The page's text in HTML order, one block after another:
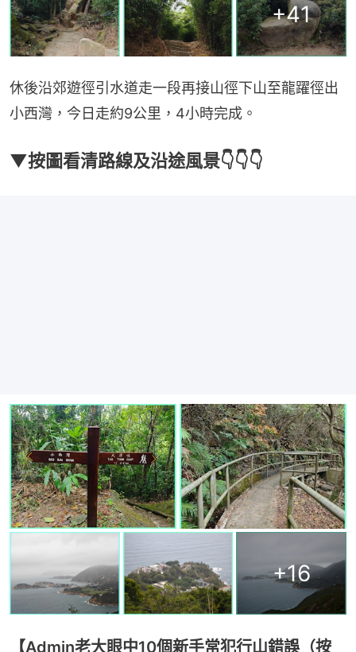
+41
休後沿郊遊徑引水道走一段再接山徑下山至龍躍徑出
小西灣，今日走約9公里，4小時完成。
▼按圖看清路線及沿途風景👇👇👇
+16
【Admin老大眼中10個新手常犯行山錯誤（按